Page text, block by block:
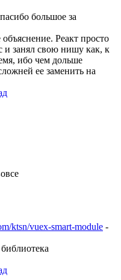
большое за
объяснение. Реакт просто
и занял свою нишу как, к
ибо чем дольше
ее заменить на
ktsn/vuex-smart-module -